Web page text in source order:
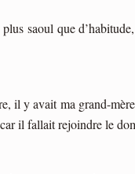
saoul que
il y avait ma grand-
il fallait rejoindre le